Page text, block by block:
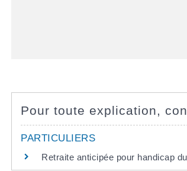
Pour toute explication,
PARTICULIERS
Retraite anticipée pour handicap